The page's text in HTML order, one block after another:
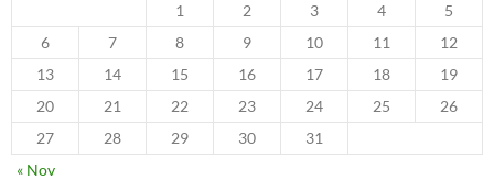
1
2 3 4
5
6
7 8 9 10 11
12
13
14 15 16 17 18
19
20
21 22 23 24 25
26
27
28 29 30
31
« Nov